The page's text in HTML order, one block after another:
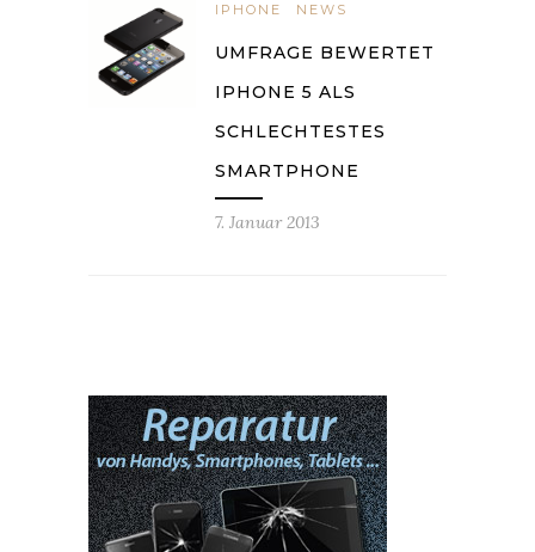
IPHONE NEWS
UMFRAGE BEWERTET
IPHONE 5 ALS
SCHLECHTESTES
SMARTPHONE
7. Januar 2013